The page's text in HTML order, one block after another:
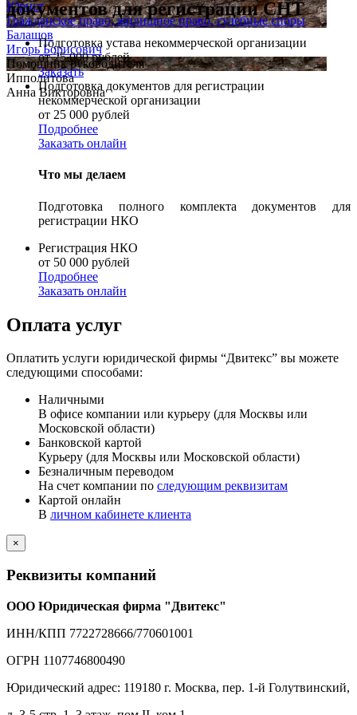
Юрист
Гражданское право, жилищное право, судебные споры
Балашов
Игорь Борисович
Помощник руководителя
Ипполитова
Анна Викторовна
документов для регистрации СНТ
Подготовка устава некоммерческой организации
от 25 000 рублей
Заказать
Подготовка документов для регистрации
некоммерческой организации
от 25 000 рублей
Подробнее
Заказать онлайн
Что мы делаем
Подготовка полного комплекта документов для
регистрации НКО
Регистрация НКО
от 50 000 рублей
Подробнее
Заказать онлайн
Оплата услуг
Оплатить услуги юридической фирмы “Двитекс” вы можете
следующими способами:
Наличными
В офисе компании или курьеру (для Москвы или
Московской области)
Банковской картой
Курьеру (для Москвы или Московской области)
Безналичным переводом
На счет компании по следующим реквизитам
Картой онлайн
В личном кабинете клиента
×
Реквизиты компаний
ООО Юридическая фирма "Двитекс"
ИНН/КПП 7722728666/770601001
ОГРН 1107746800490
Юридический адрес: 119180 г. Москва, пер. 1-й Голутвинский,